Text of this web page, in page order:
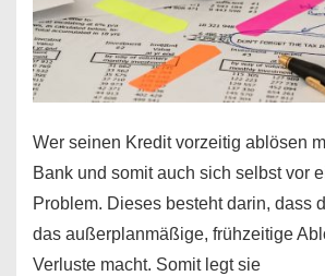
Wer seinen Kredit vorzeitig ablösen
Bank und somit auch sich selbst vor
Problem. Dieses besteht darin, dass
das außerplanmäßige, frühzeitige
Verluste macht. Somit legt sie